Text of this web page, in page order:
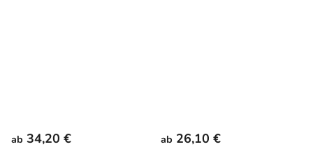
ab 34,20 € ab 26,10 €